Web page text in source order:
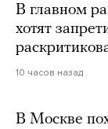
В главном
хотят
10 часов назад
В Москве